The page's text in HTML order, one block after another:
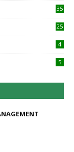
35
25
4
5